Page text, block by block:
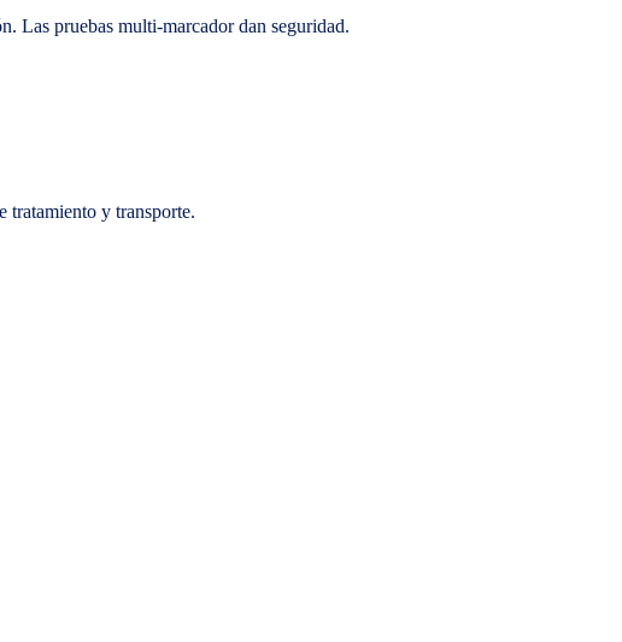
Las pruebas multi-marcador dan seguridad.
tratamiento y transporte.